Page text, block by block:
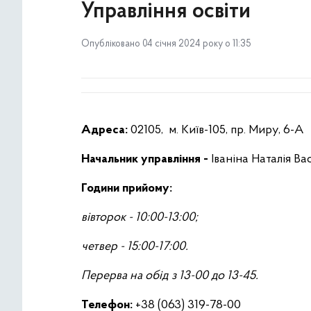
Управління освіти
Опубліковано 04 січня 2024 року о 11:35
Адреса: 02105, м. Київ-105, пр. Миру, 6-А
Начальник управління - Іваніна Наталія
Години прийому:
вівторок - 10:00-13:00;
четвер - 15:00-17:00.
Перерва на обід з 13-00 до 13-45.
Телефон: +38 (063) 319-78-00